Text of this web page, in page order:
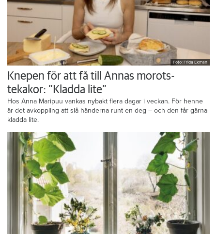
Foto: Frida Ekman
Knepen för att få till Annas morots-
tekakor: ”Kladda lite”
Hos Anna Maripuu vankas nybakt flera dagar i veckan. För henne
är det avkoppling att slå händerna runt en deg – och den får gärna
kladda lite.